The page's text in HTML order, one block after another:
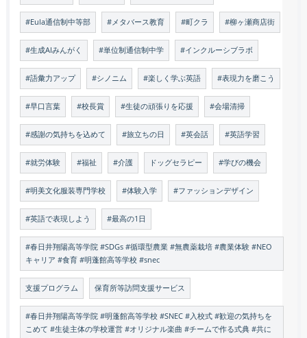
#Eula通信制中等部 #メタバース教育 #町クラ #柳ヶ瀬商店街
#生成AIみんがく #単位制通信制中学 #インクルーシブラボ
#語彙力アップ #シノニム #楽しく学ぶ英語 #表現力を磨こう
#早口言葉 #校長賞 #生徒の頑張りを応援 #会場清掃
#感謝の気持ちを込めて #旅立ちの日 #英会話 #英語学習
#就労体験 #福祉 #介護 ドッグセラピー #学びの機会
#明美文化服装専門学校 #体験入学 #ファッションデザイン
#英語で表現しよう #最高の1日
#春日井翔陽高等学院 #SDGs #循環型農業 #無農薬栽培 #農業体験 #NEO
キャリア #食育 #明蓬館高等学校 #snec
支援プログラム 保育所等訪問支援サービス
#春日井翔陽高等学院 #明蓬館高等学校 #SNEC #入校式 #歓迎の気持ちを
こめて #生徒主体の学校運営 #オリジナル楽曲 #チームで作る式典 #共に